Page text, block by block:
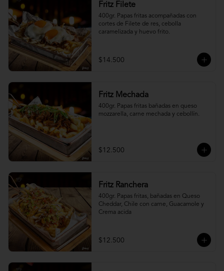
Fritz Filete
400gr. Papas fritas acompañadas con
cortes de Filete de res, cebolla
caramelizada y huevo frito.
$14.500
Fritz Mechada
400gr. Papas fritas bañadas en queso
mozzarella, carne mechada y cebollín.
$12.500
Fritz Ranchera
400gr. Papas fritas, bañadas en Queso
Cheddar, Chile con carne, Guacamole y
Crema acida
$12.500